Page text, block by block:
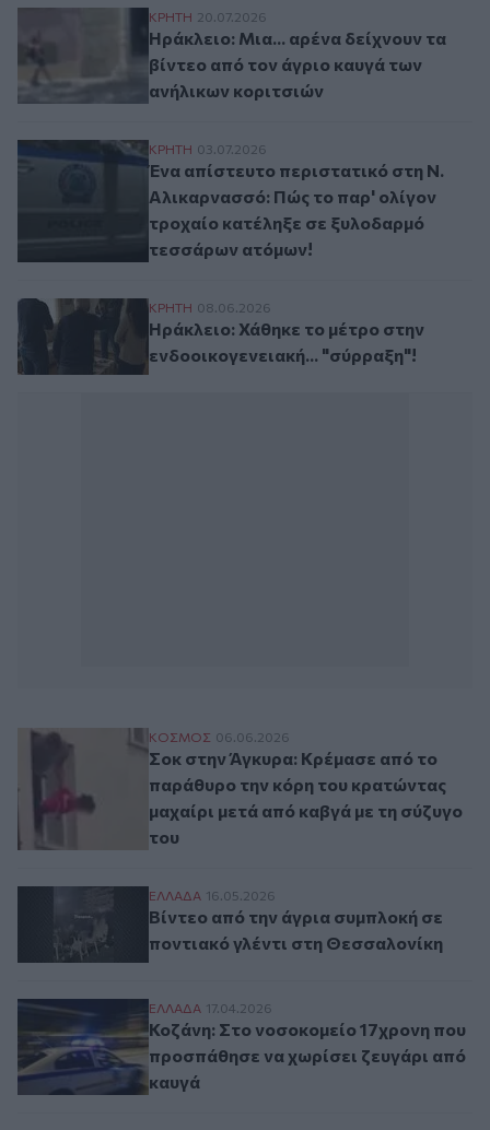
Ηράκλειο: Μια... αρένα δείχνουν τα
ΚΡΗΤΗ 20.07.2026
Ηράκλειο: Μια... αρένα δείχνουν τα
βίντεο από τον άγριο καυγά των
ανήλικων κοριτσιών
Ένα απίστευτο περιστατικό στη Ν.
ΚΡΗΤΗ 03.07.2026
Ένα απίστευτο περιστατικό στη Ν.
Αλικαρνασσό: Πώς το παρ' ολίγον
τροχαίο κατέληξε σε ξυλοδαρμό
τεσσάρων ατόμων!
Ηράκλειο: Χάθηκε το μέτρο στην
ΚΡΗΤΗ 08.06.2026
Ηράκλειο: Χάθηκε το μέτρο στην
ενδοοικογενειακή... "σύρραξη"!
Σοκ στην Άγκυρα: Κρέμασε από το
ΚΟΣΜΟΣ 06.06.2026
Σοκ στην Άγκυρα: Κρέμασε από το
παράθυρο την κόρη του κρατώντας
μαχαίρι μετά από καβγά με τη σύζυγο
του
Βίντεο από την άγρια συμπλοκή σε
ΕΛΛAΔΑ 16.05.2026
Βίντεο από την άγρια συμπλοκή σε
ποντιακό γλέντι στη Θεσσαλονίκη
Κοζάνη: Στο νοσοκομείο 17χρονη που
ΕΛΛAΔΑ 17.04.2026
Κοζάνη: Στο νοσοκομείο 17χρονη που
προσπάθησε να χωρίσει ζευγάρι από
καυγά